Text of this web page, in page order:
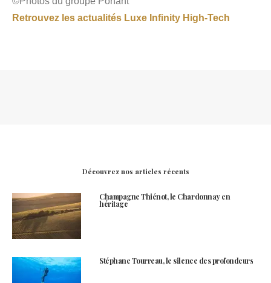
Retrouvez les actualités Luxe Infinity High-Tech
Découvrez nos articles récents
Champagne Thiénot, le Chardonnay en
héritage
Stéphane Tourreau, le silence des profondeurs